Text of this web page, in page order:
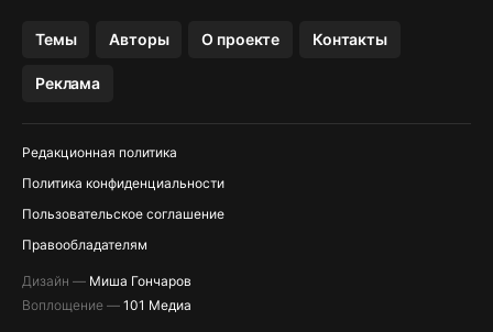
Темы Авторы О проекте Контакты
Реклама
Редакционная политика
Политика конфиденциальности
Пользовательское соглашение
Правообладателям
Дизайн — Миша Гончаров
Воплощение — 101 Медиа